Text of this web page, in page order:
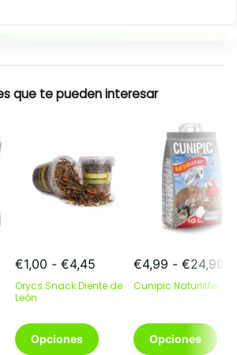
que te pueden interesar
€1,00 - €4,45
de
precios:
€1,00
hasta
Orycs Snack Diente de
León
Opciones
Este
producto
€4,99 - €24,90
Cunipic Naturlitter
Opciones
Este
producto